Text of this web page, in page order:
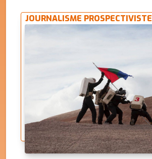
JOURNALISME PROSPECTIVISTE